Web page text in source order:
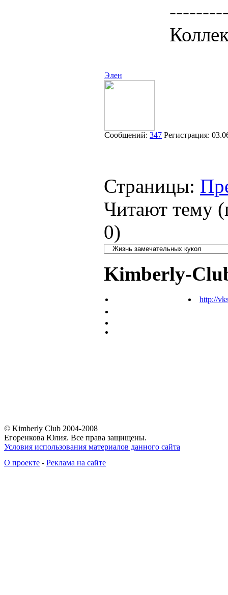
Элен
Сообщений: 347 Регистрация:
Страницы:
Читают тему
0)
Kimberly-
http://
© Kimberly Club 2004-2008
Егоренкова Юлия. Все права защищены.
Условия использования материалов данного сайта
О проекте - Реклама на сайте